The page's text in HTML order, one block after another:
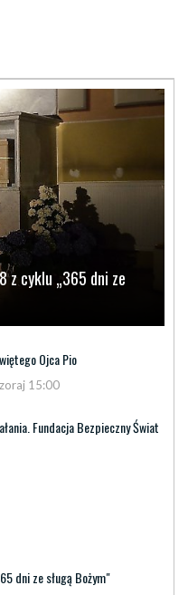
z cyklu „365 dni ze
Ojca Pio
15:00
Fundacja Bezpieczny Świat
dni ze sługą Bożym"